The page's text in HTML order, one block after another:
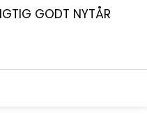
GODT NYTÅR